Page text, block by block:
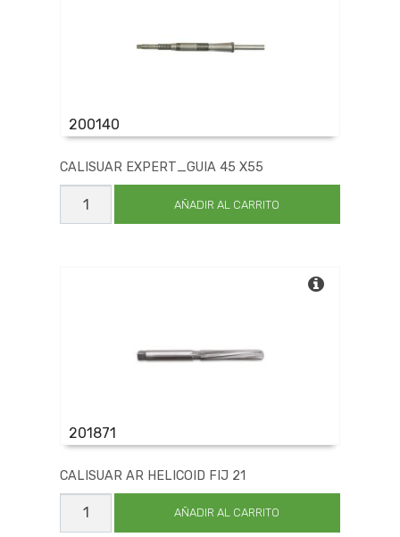
200140
CALISUAR EXPERT_GUIA 45 X55
CALISUAR
EXPERT_GUIA
45
AÑADIR AL CARRITO
201871
CALISUAR AR HELICOID FIJ 21
CALISUAR
HELICOID
AÑADIR AL CARRITO